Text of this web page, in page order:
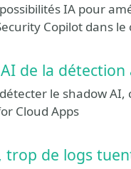
IA pour
Copilot dans le
de la
le shadow
Cloud Apps
trop de logs